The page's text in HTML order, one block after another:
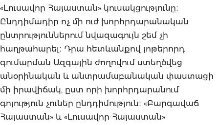
«Լուսավոր Հայաստան» կուսակցությունը։
Ընդդիմադիր ոչ մի ուժ խորհրդարանական
ընտրություններում նվազագույն շեմ չի
հաղթահարել։ Դրա հետևանքով յոթերորդ
գումարման Ազգային ժողովում ստեղծվեց
անօրինական և անտրամաբանական փաստացի
մի իրավիճակ, ըստ որի խորհրդարանում
գոյություն չուներ ընդդիմություն։ «Բարգավաճ
Հայաստան» և «Լուսավոր Հայաստան»